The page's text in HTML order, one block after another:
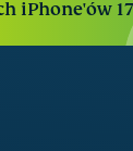
iPhone'ów